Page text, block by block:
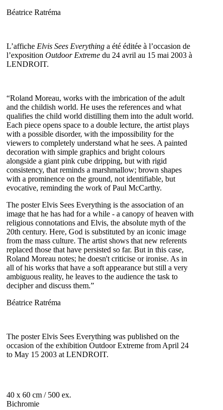
Béatrice Ratréma
L’affiche Elvis Sees Everything a été éditée à l’occasion de
l’exposition Outdoor Extreme du 24 avril au 15 mai 2003 à
LENDROIT.
“Roland Moreau, works with the imbrication of the adult
and the childish world. He uses the references and what
qualifies the child world distilling them into the adult world.
Each piece opens space to a double lecture, the artist plays
with a possible disorder, with the impossibility for the
viewers to completely understand what he sees. A painted
decoration with simple graphics and bright colours
alongside a giant pink cube dripping, but with rigid
consistency, that reminds a marshmallow; brown shapes
with a prominence on the ground, not identifiable, but
evocative, reminding the work of Paul McCarthy.
The poster Elvis Sees Everything is the association of an
image that he has had for a while - a canopy of heaven with
religious connotations and Elvis, the absolute myth of the
20th century. Here, God is substituted by an iconic image
from the mass culture. The artist shows that new referents
replaced those that have persisted so far. But in this case,
Roland Moreau notes; he doesn't criticise or ironise. As in
all of his works that have a soft appearance but still a very
ambiguous reality, he leaves to the audience the task to
decipher and discuss them.”
Béatrice Ratréma
The poster Elvis Sees Everything was published on the
occasion of the exhibition Outdoor Extreme from April 24
to May 15 2003 at LENDROIT.
40 x 60 cm / 500 ex.
Bichromie